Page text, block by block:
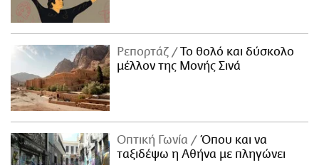
Ρεπορτάζ
Το θολό και δύσκολο
μέλλον της Μονής Σινά
Οπτική Γωνία
Όπου και να
ταξιδέψω η Αθήνα με πληγώνει